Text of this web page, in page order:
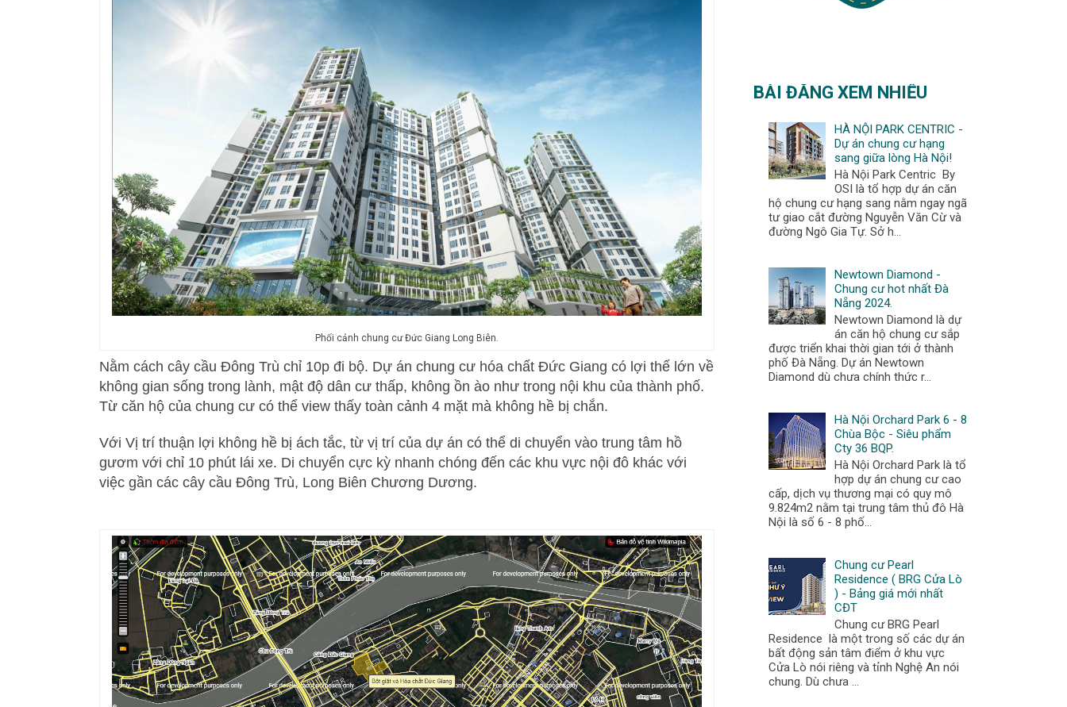
Phối cảnh chung cư Đức Giang Long Biên.
Nằm cách cây cầu Đông Trù chỉ 10p đi bộ. Dự án chung cư hóa chất Đức Giang có lợi thế lớn về
không gian sống trong lành, mật độ dân cư thấp, không ồn ào như trong nội khu của thành phố.
Từ căn hộ của chung cư có thể view thấy toàn cảnh 4 mặt mà không hề bị chắn.
Với Vị trí thuận lợi không hề bị ách tắc, từ vị trí của dự án có thể di chuyển vào trung tâm hồ
gươm với chỉ 10 phút lái xe. Di chuyển cực kỳ nhanh chóng đến các khu vực nội đô khác với
việc gần các cây cầu Đông Trù, Long Biên Chương Dương.
BÀI ĐĂNG XEM NHIỀU
HÀ NỘI PARK CENTRIC -
Dự án chung cư hạng
sang giữa lòng Hà Nội!
Hà Nội Park Centric By
OSI là tổ hợp dự án căn
hộ chung cư hạng sang nằm ngay ngã
tư giao cắt đường Nguyễn Văn Cừ và
đường Ngô Gia Tự. Sở h...
Newtown Diamond -
Chung cư hot nhất Đà
Nẵng 2024.
Newtown Diamond là dự
án căn hộ chung cư sắp
được triển khai thời gian tới ở thành
phố Đà Nẵng. Dự án Newtown
Diamond dù chưa chính thức r...
Hà Nội Orchard Park 6 - 8
Chùa Bộc - Siêu phẩm
Cty 36 BQP.
Hà Nội Orchard Park là tổ
hợp dự án chung cư cao
cấp, dịch vụ thương mại có quy mô
9.824m2 nằm tại trung tâm thủ đô Hà
Nội là số 6 - 8 phố...
Chung cư Pearl
Residence ( BRG Cửa Lò
) - Bảng giá mới nhất
CĐT
Chung cư BRG Pearl
Residence là một trong số các dự án
bất động sản tâm điểm ở khu vực
Cửa Lò nói riêng và tỉnh Nghệ An nói
chung. Dù chưa ...